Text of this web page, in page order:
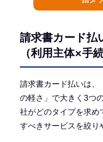
請求書カード払
（利用主体×手
請求書カード払いは、
の軽さ」で大きく3つ
社がどのタイプを求め
すべきサービスを絞り